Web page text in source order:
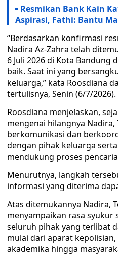
Resmikan Bank Kain
Aspirasi, Fathi: Bantu
“Berdasarkan konfirmasi
Nadira Az-Zahra telah
6 Juli 2026 di Kota Bandung
baik. Saat ini yang
keluarga,” kata Roosdiana
tertulisnya, Senin (6/7/2026).
Roosdiana menjelaskan,
mengenai hilangnya
berkomunikasi dan
dengan pihak keluarga
mendukung proses
Menurutnya, langkah
informasi yang diterima
Atas ditemukannya Nadira,
menyampaikan rasa syukur
seluruh pihak yang terlibat
mulai dari aparat kepolisian,
akademika hingga